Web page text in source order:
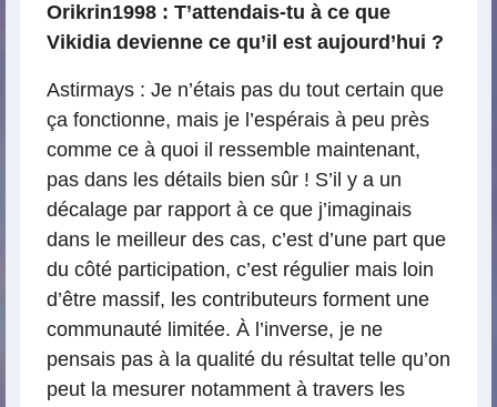
Orikrin1998 : T’attendais-tu à ce que
Vikidia devienne ce qu’il est aujourd’hui ?
Astirmays : Je n’étais pas du tout certain que
ça fonctionne, mais je l’espérais à peu près
comme ce à quoi il ressemble maintenant,
pas dans les détails bien sûr ! S’il y a un
décalage par rapport à ce que j’imaginais
dans le meilleur des cas, c’est d’une part que
du côté participation, c’est régulier mais loin
d’être massif, les contributeurs forment une
communauté limitée. À l’inverse, je ne
pensais pas à la qualité du résultat telle qu’on
peut la mesurer notamment à travers les